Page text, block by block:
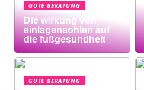
GUTE BERATUNG
Die wirkung von
einlagensohlen auf
die fußgesundheit
GUTE BERATUNG